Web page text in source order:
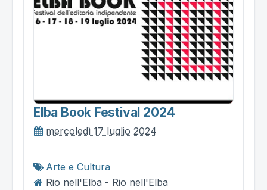
Elba Book Festival 2024
mercoledì 17 luglio 2024
Arte e Cultura
Rio nell'Elba - Rio nell'Elba